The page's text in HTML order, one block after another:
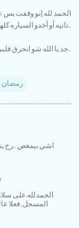
الحمد لله إنو وقفت بس
تانيه أو أخدو السياره كلها وضلوا ماشيين..
جد يا الله شو انحرق قلبي على سيارتي.. حسبي الله ونعم الوكيل..
رمضان
اشي بيمغص ..رح
الحمدلله على
المسجل, فعلا